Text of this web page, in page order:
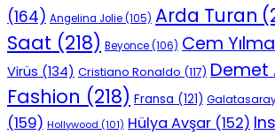
(164) Angelina Jolie(105) Arda Turan
Saat (218) Beyonce(106) Cem
Virüs (134) Cristiano Ronaldo (117) Demet
Fashion (218) Fransa (121) Galatasaray
(159) Hollywood (101) Hülya Avşar (152)